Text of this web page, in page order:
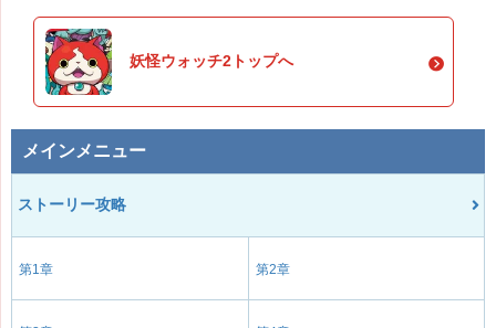
妖怪ウォッチ2トップへ
メインメニュー
ストーリー攻略
第1章 第2章